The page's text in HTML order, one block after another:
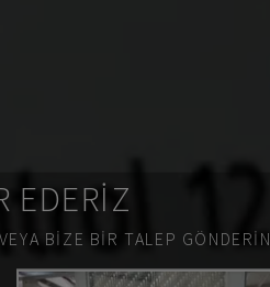
EDERIZ
BIZE BIR TALEP GÖNDERIN.